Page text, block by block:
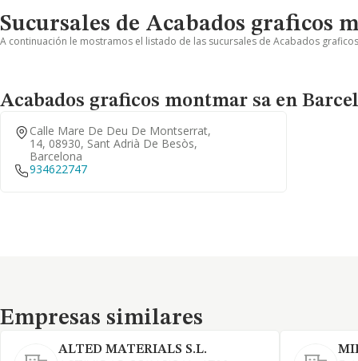
Sucursales de Acabados graficos
A continuación le mostramos el listado de las sucursales de Acabados
Acabados graficos montmar sa en
Calle Mare De Deu De Montserrat,
14, 08930, Sant Adrià De Besòs,
Barcelona
934622747
Empresas similares
Empresas similares
ALTED MATERIALS S.L.